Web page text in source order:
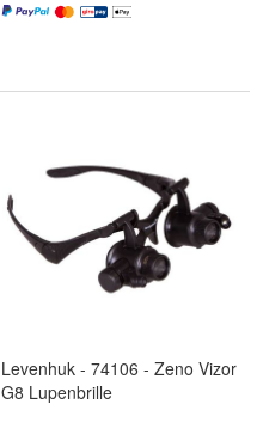
Levenhuk - 74106 - Zeno Vizor
G8 Lupenbrille